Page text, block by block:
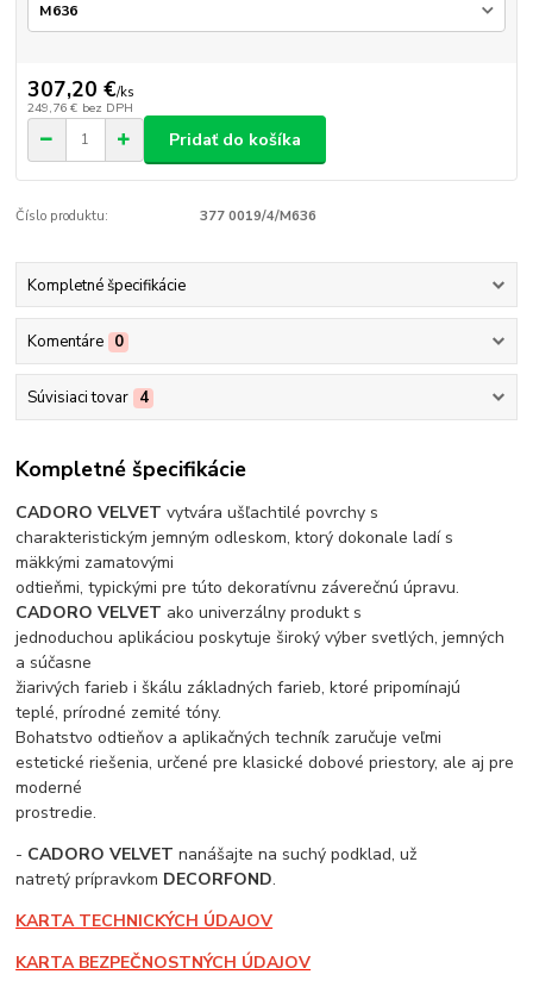
307,20 €/ks
249,76 € bez DPH
Pridať do košíka
Číslo produktu: 377 0019/4/M636
Kompletné špecifikácie
Komentáre 0
Súvisiaci tovar 4
Kompletné špecifikácie
CADORO VELVET vytvára ušľachtilé povrchy s
charakteristickým jemným odleskom, ktorý dokonale ladí s
mäkkými zamatovými
odtieňmi, typickými pre túto dekoratívnu záverečnú úpravu.
CADORO VELVET ako univerzálny produkt s
jednoduchou aplikáciou poskytuje široký výber svetlých, jemných
a súčasne
žiarivých farieb i škálu základných farieb, ktoré pripomínajú
teplé, prírodné zemité tóny.
Bohatstvo odtieňov a aplikačných techník zaručuje veľmi
estetické riešenia, určené pre klasické dobové priestory, ale aj pre
moderné
prostredie.
- CADORO VELVET nanášajte na suchý podklad, už
natretý prípravkom DECORFOND.
KARTA TECHNICKÝCH ÚDAJOV
KARTA BEZPEČNOSTNÝCH ÚDAJOV